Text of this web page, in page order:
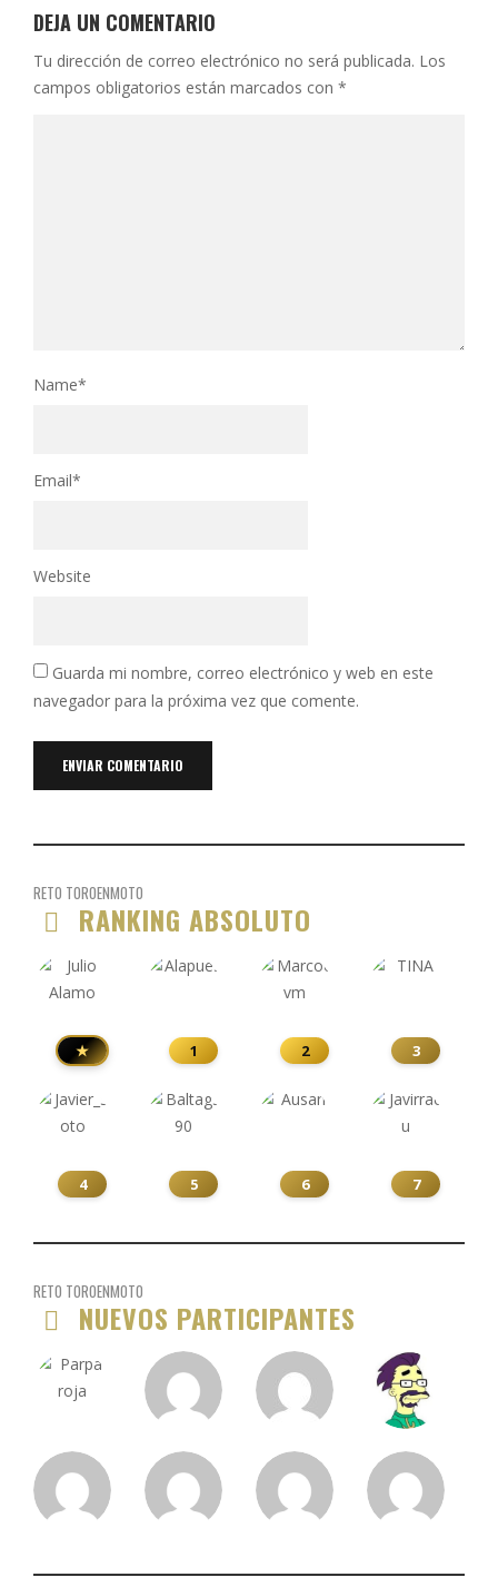
DEJA UN COMENTARIO
Tu dirección de correo electrónico no será publicada. Los
campos obligatorios están marcados con *
Name*
Email*
Website
Guarda mi nombre, correo electrónico y web en este
navegador para la próxima vez que comente.
RETO TOROENMOTO
RANKING ABSOLUTO
★ 1 2 3
4 5 6 7
RETO TOROENMOTO
NUEVOS PARTICIPANTES